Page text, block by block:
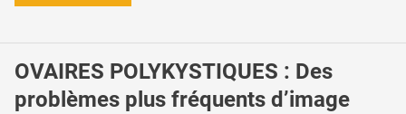
OVAIRES POLYKYSTIQUES : Des
problèmes plus fréquents d’image